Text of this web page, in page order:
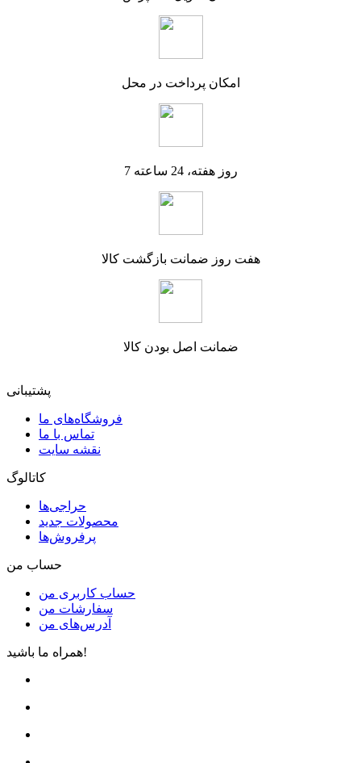
امکان پرداخت در محل
7 روز هفته، 24 ساعته
هفت روز ضمانت بازگشت کالا
ضمانت اصل بودن کالا
پشتیبانی
فروشگاه‌های ما
تماس با ما
نقشه سایت
کاتالوگ
حراجی‌ها
محصولات جدید
پرفروش‌ها
حساب من
حساب کاربری من
سفارشات من
آدرس‌های من
همراه ما باشید!